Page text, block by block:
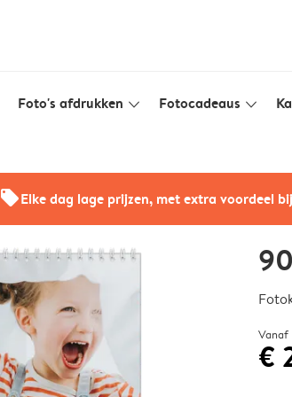
Foto's afdrukken slim_arrow_down Fotocadeaus slim_arrow_down
offersElke dag lage prijzen, met extra voordeel
Vanaf
€